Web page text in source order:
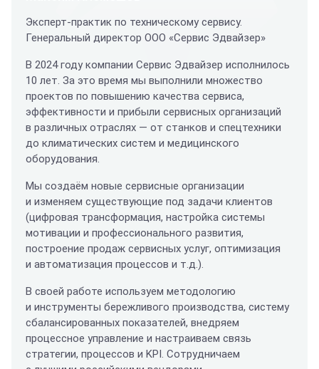
Эксперт-практик по техническому сервису.
Генеральный директор ООО «Сервис Эдвайзер»
В 2024 году компании Сервис Эдвайзер исполнилось
10 лет. За это время мы выполнили множество
проектов по повышению качества сервиса,
эффективности и прибыли сервисных организаций
в различных отраслях — от станков и спецтехники
до климатических систем и медицинского
оборудования.
Мы создаём новые сервисные организации
и изменяем существующие под задачи клиентов
(цифровая трансформация, настройка системы
мотивации и профессионального развития,
построение продаж сервисных услуг, оптимизация
и автоматизация процессов и т.д.).
В своей работе используем методологию
и инструменты бережливого производства, систему
сбалансированных показателей, внедряем
процессное управление и настраиваем связь
стратегии, процессов и KPI. Сотрудничаем